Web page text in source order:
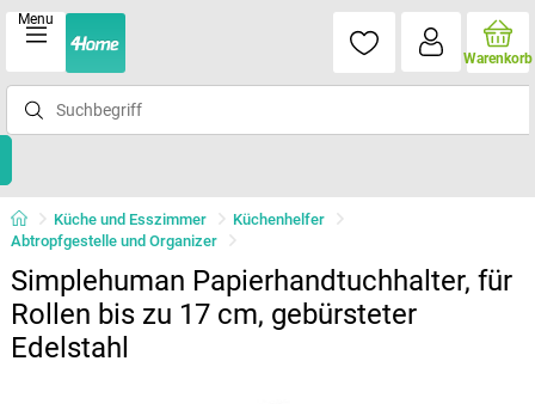
Menu
Warenkorb
Küche und Esszimmer
Küchenhelfer
Abtropfgestelle und Organizer
Simplehuman Papierhandtuchhalter, für
Rollen bis zu 17 cm, gebürsteter
Edelstahl